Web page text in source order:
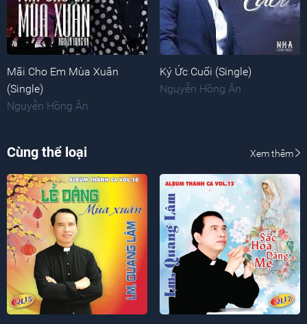
Mãi Cho Em Mùa Xuân
(Single)
Nguyễn Hồng Ân
Ký Ức Cuối (Single)
Nguyễn Hồng Ân
Cùng thể loại Xem thêm